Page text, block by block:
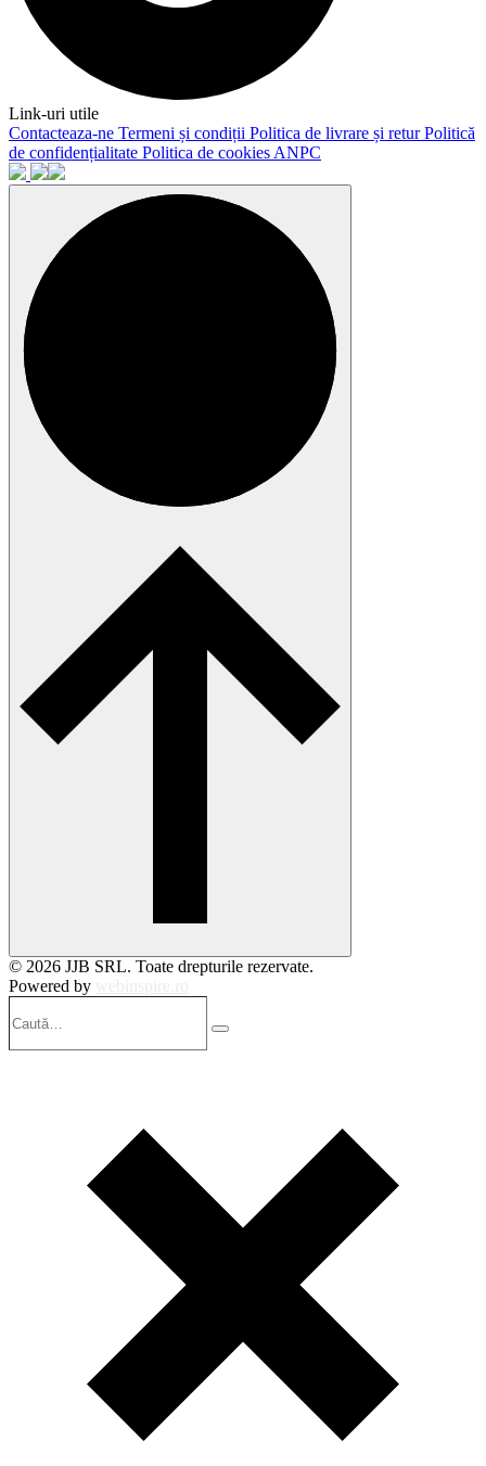
Link-uri utile
Contacteaza-ne Termeni și condiții Politica de livrare și returPolitică
de confidențialitate Politica de cookies ANPC
© 2026 JJB SRL. Toate drepturile rezervate.
Powered by
Search